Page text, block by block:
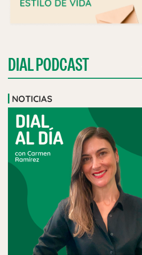
DIAL PODCAST
NOTICIAS